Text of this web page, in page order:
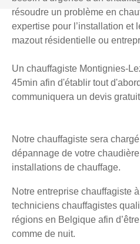
résoudre un problème en
expertise pour l’installation et
mazout résidentielle ou
Un chauffagiste Montignies-
45min afin d'établir tout
communiquera un devis
Notre chauffagiste sera
dépannage de votre
installations de chauffage.
Notre entreprise chauffagiste
techniciens chauffagistes
régions en Belgique afin
comme de nuit.